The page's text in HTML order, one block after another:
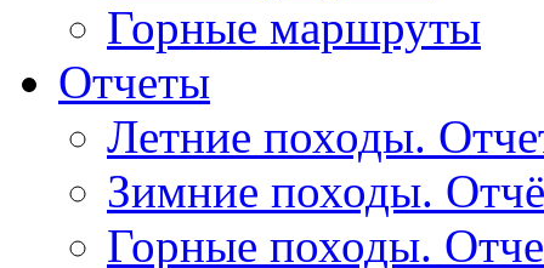
Горные маршруты
Отчеты
Летние походы.
Зимние походы.
Горные походы.